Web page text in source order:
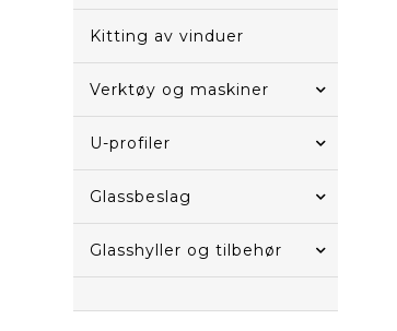
Kitting av vinduer
Verktøy og maskiner
U-profiler
Glassbeslag
Glasshyller og tilbehør